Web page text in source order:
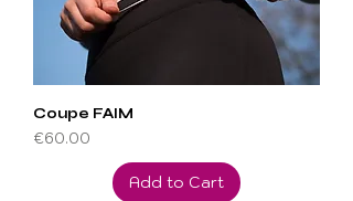
Coupe FAIM
Price
€60.00
Add to Cart